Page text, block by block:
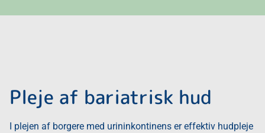
Pleje af bariatrisk hud
I plejen af borgere med urininkontinens er effektiv hudpleje